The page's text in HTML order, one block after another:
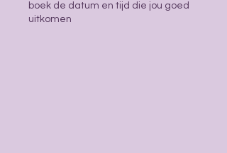
boek de datum en tijd die jou goed
uitkomen